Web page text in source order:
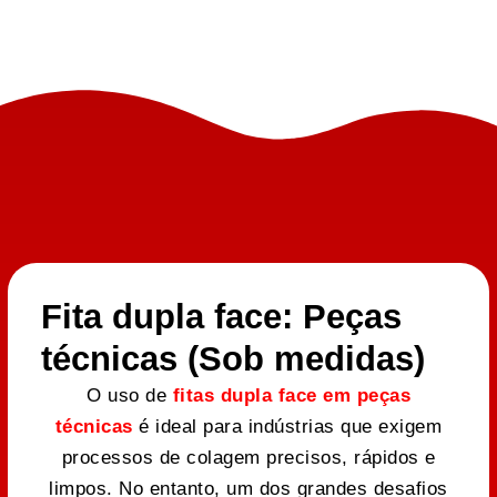
Fita dupla face: Peças
técnicas (Sob medidas)
O uso de fitas dupla face em peças
técnicas é ideal para indústrias que exigem
processos de colagem precisos, rápidos e
limpos. No entanto, um dos grandes desafios